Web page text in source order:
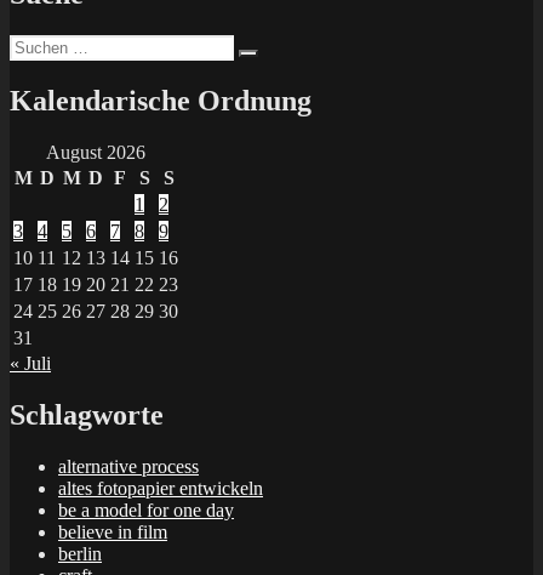
Suchen
nach:
Kalendarische Ordnung
August 2026
M D M D F S
S
1
2
3
4 5 6 7 8
9
10 11 12 13 14 15 16
17 18 19 20 21 22 23
24 25 26 27 28 29 30
31
« Juli
Schlagworte
alternative process
altes fotopapier entwickeln
be a model for one day
believe in film
berlin